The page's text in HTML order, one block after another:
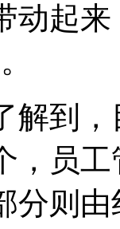
动起
解到
，员
分则